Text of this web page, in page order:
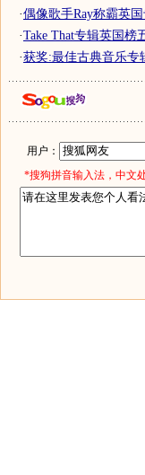
·偶像歌手Ray称霸英
·Take That专辑英国榜
·获奖:最佳古典音乐专
用户：
*搜狗拼音输入法，中文